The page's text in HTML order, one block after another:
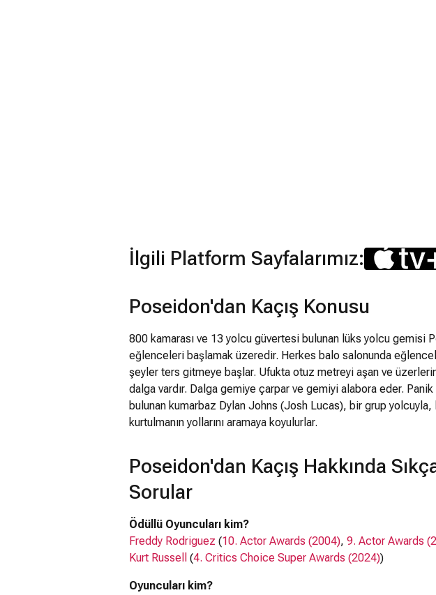
İlgili Platform Sayfalarımız:
Poseidon'dan Kaçış Konusu
800 kamarası ve 13 yolcu güvertesi bulunan lüks yolcu gemisi
eğlenceleri başlamak üzeredir. Herkes balo salonunda
şeyler ters gitmeye başlar. Ufukta otuz metreyi aşan ve
dalga vardır. Dalga gemiye çarpar ve gemiyi alabora eder.
bulunan kumarbaz Dylan Johns (Josh Lucas), bir grup yolcuyla,
kurtulmanın yollarını aramaya koyulurlar.
Poseidon'dan Kaçış Hakkında
Sorular
Ödüllü Oyuncuları kim?
Freddy Rodriguez (10. Actor Awards (2004), 9. Actor Awards
Kurt Russell
(4. Critics Choice Super Awards (2024))
Oyuncuları kim?